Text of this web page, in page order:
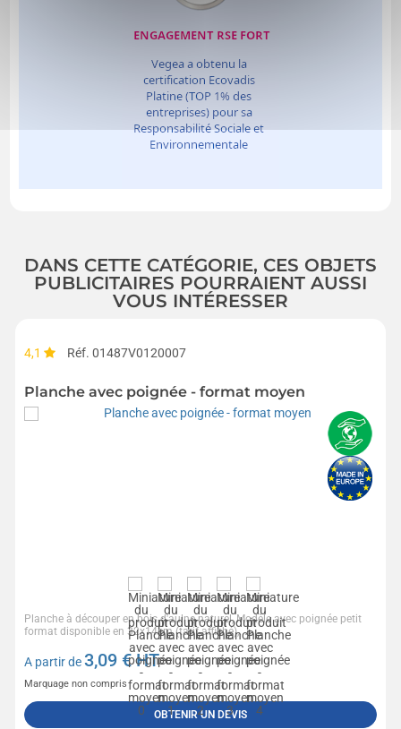
DANS CETTE CATÉGORIE, CES OBJETS
PUBLICITAIRES POURRAIENT AUSSI
VOUS INTÉRESSER
4,1 Réf. 01487V0120007
Planche avec poignée - format moyen
Planche à découper en bois d'aulne naturel, Modèle avec poignée petit
format disponible en 32x14cm (tarif affiché),...
A partir de3,09 € HT
Marquage non compris
OBTENIR UN DEVIS